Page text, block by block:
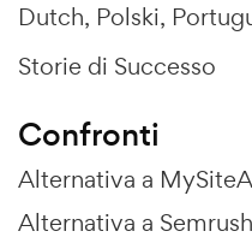
Dutch Polski
Storie di Successo
Confronti
Alternativa a
Alternativa a Semrush